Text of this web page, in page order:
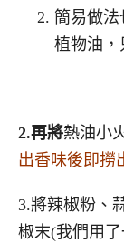
簡易做
植物油，
2.再將熱油小
出香味後即撈
3.將辣椒粉、
椒末(我們用